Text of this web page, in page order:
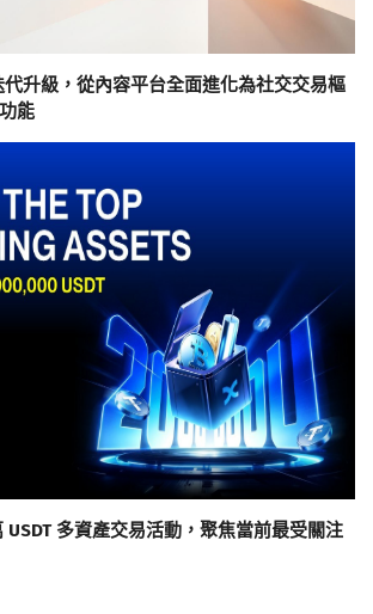
升級，從內容平台全面進化為社交交易樞
能
多資產交易活動，聚焦當前最受關注